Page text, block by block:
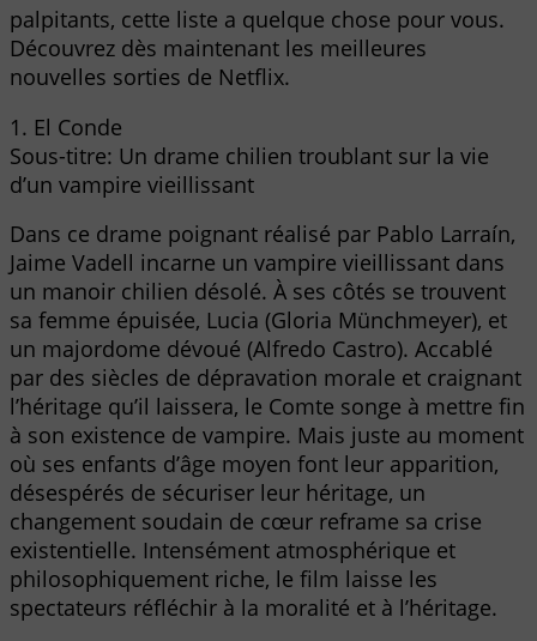
palpitants, cette liste a quelque chose pour vous.
Découvrez dès maintenant les meilleures
nouvelles sorties de Netflix.
1. El Conde
Sous-titre: Un drame chilien troublant sur la vie
d’un vampire vieillissant
Dans ce drame poignant réalisé par Pablo Larraín,
Jaime Vadell incarne un vampire vieillissant dans
un manoir chilien désolé. À ses côtés se trouvent
sa femme épuisée, Lucia (Gloria Münchmeyer), et
un majordome dévoué (Alfredo Castro). Accablé
par des siècles de dépravation morale et craignant
l’héritage qu’il laissera, le Comte songe à mettre fin
à son existence de vampire. Mais juste au moment
où ses enfants d’âge moyen font leur apparition,
désespérés de sécuriser leur héritage, un
changement soudain de cœur reframe sa crise
existentielle. Intensément atmosphérique et
philosophiquement riche, le film laisse les
spectateurs réfléchir à la moralité et à l’héritage.